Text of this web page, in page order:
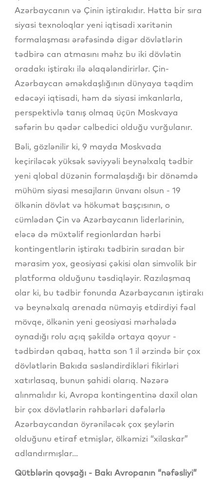
Azərbaycanın və Çinin iştirakıdır. Hətta bir sıra
siyasi texnoloqlar yeni iqtisadi xəritənin
formalaşması ərəfəsində digər dövlətlərin
tədbirə can atmasını məhz bu iki dövlətin
oradakı iştirakı ilə əlaqələndirirlər. Çin-
Azərbaycan əməkdaşlığının dünyaya təqdim
edəcəyi iqtisadi, həm də siyasi imkanlarla,
perspektivlə tanış olmaq üçün Moskvaya
səfərin bu qədər cəlbedici olduğu vurğulanır.
Bəli, gözlənilir ki, 9 mayda Moskvada
keçiriləcək yüksək səviyyəli beynəlxalq tədbir
yeni qlobal düzənin formalaşdığı bir dönəmdə
mühüm siyasi mesajların ünvanı olsun - 19
ölkənin dövlət və hökumət başçısının, o
cümlədən Çin və Azərbaycanın liderlərinin,
eləcə də müxtəlif regionlardan hərbi
kontingentlərin iştirakı tədbirin sıradan bir
mərasim yox, geosiyasi çəkisi olan simvolik bir
platforma olduğunu təsdiqləyir. Razılaşmaq
olar ki, bu tədbir fonunda Azərbaycanın iştirakı
və beynəlxalq arenada nümayiş etdirdiyi fəal
mövqe, ölkənin yeni geosiyasi mərhələdə
oynadığı rolu açıq şəkildə ortaya qoyur -
tədbirdən qabaq, hətta son 1 il ərzində bir çox
dövlətlərin Bakıda səsləndirdikləri fikirləri
xatırlasaq, bunun şahidi olarıq. Nəzərə
alınmalıdır ki, Avropa kontingentinə daxil olan
bir çox dövlətlərin rəhbərləri dəfələrlə
Azərbaycandan öyrəniləcək çox şeylərin
olduğunu etiraf etmişlər, ölkəmizi “xilaskar”
adlandırmışlar...
Qütblərin qovşağı - Bakı Avropanın “nəfəsliyi”